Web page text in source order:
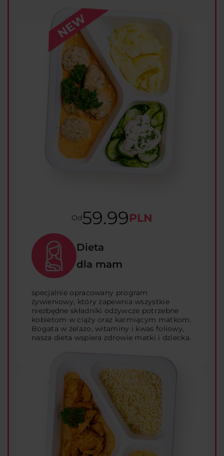
Od59.99PLN
Dieta
dla mam
specjalnie opracowany program
żywieniowy, który zapewnia wszystkie
niezbędne składniki odżywcze potrzebne
kobietom w ciąży oraz karmiącym matkom.
Bogata w żelazo, witaminy i kwas foliowy,
nasza dieta wspiera zdrowie matki i dziecka.